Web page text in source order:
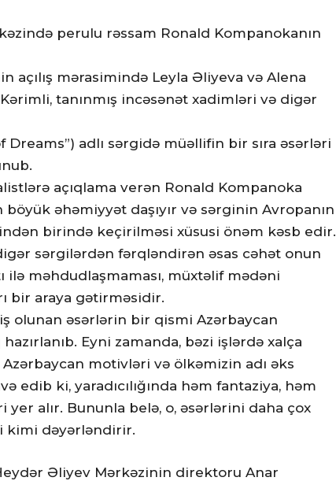
perulu rəssam Ronald Kompanokanın
açılış mərasimində Leyla Əliyeva və Alena
tanınmış incəsənət xadimləri və digər
Dreams”) adlı sərgidə müəllifin bir sıra əsərləri
açıqlama verən Ronald Kompanoka
əhəmiyyət daşıyır və sərginin Avropanın
birində keçirilməsi xüsusi önəm kəsb edir.
sərgilərdən fərqləndirən əsas cəhət onun
ilə məhdudlaşmaması, müxtəlif mədəni
bir araya gətirməsidir.
olunan əsərlərin bir qismi Azərbaycan
Eyni zamanda, bəzi işlərdə xalça
motivləri və ölkəmizin adı əks
edib ki, yaradıcılığında həm fantaziya, həm
alır. Bununla belə, o, əsərlərini daha çox
kimi dəyərləndirir.
Əliyev Mərkəzinin direktoru Anar